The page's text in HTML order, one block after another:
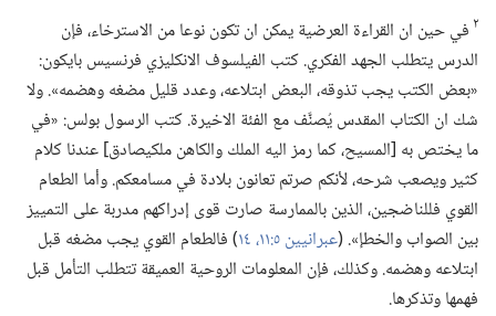
٢ في حين ان القراءة العرضية يمكن ان تكون نوعا من الاسترخاء،‏ فإن
الدرس يتطلب الجهد الفكري.‏ كتب الفيلسوف الانكليزي فرنسيس بايكون:‏
«بعض الكتب يجب تذوقه،‏ البعض ابتلاعه،‏ وعدد قليل مضغه وهضمه».‏ ولا
شك ان الكتاب المقدس يُصنَّف مع الفئة الاخيرة.‏ كتب الرسول بولس:‏ «في
ما يختص به [المسيح،‏ كما رمز اليه الملك والكاهن ملكيصادق] عندنا كلام
كثير ويصعب شرحه،‏ لأنكم صرتم تعانون بلادة في مسامعكم.‏ وأما الطعام
القوي فللناضجين،‏ الذين بالممارسة صارت قوى إدراكهم مدربة على التمييز
بين الصواب والخطإ».‏ (‏عبرانيين ٥:‏١١،‏
‏)‏ فالطعام القوي يجب مضغه قبل
ابتلاعه وهضمه.‏ وكذلك،‏ فإن المعلومات الروحية العميقة تتطلب التأمل قبل
فهمها وتذكرها.‏